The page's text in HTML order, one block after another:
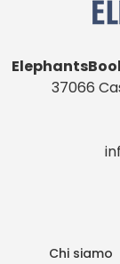
37066
Chi siamo